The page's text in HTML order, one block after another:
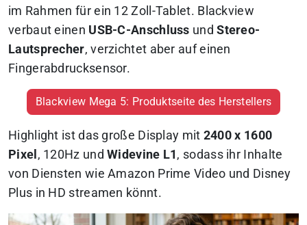
im Rahmen für ein 12 Zoll-Tablet. Blackview
verbaut einen USB-C-Anschluss undStereo-
Lautsprecher, verzichtet aber auf einen
Fingerabdrucksensor.
Blackview Mega 5: Produktseite des Herstellers
Highlight ist das große Display mit 2400 x 1600
Pixel , 120Hz undWidevine L1 , sodass ihr Inhalte
von Diensten wie Amazon Prime Video und Disney
Plus in HD streamen könnt.